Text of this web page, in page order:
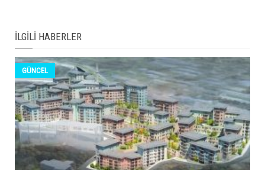
İLGILI HABERLER
GÜNCEL